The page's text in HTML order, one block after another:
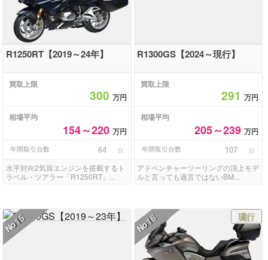
R1250RT【2019～24年】
買取上限
300万円
相場平均
154～220万円
年間取引台数 64 台
水平対向2気筒エンジンを搭載するト
ラベル・ツアラー「R1250RT」...
R1300GS【2024～現行】
買取上限
291 万円
相場平均
205～239 万円
年間取引台数 107 台
アドベンチャーツーリングの頂上モデ
ルと言っても過言ではないBM...
No
15 No
16 現行